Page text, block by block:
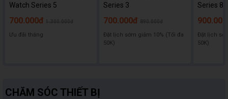
Watch Series 5
700.000đ
Ưu đãi tháng
Series 3
700.000đ
Đặt lịch sớm giảm 10% (Tối đa
50K)
Series 8
Đặt lịch
50K)
CHĂM SÓC THIẾT BỊ